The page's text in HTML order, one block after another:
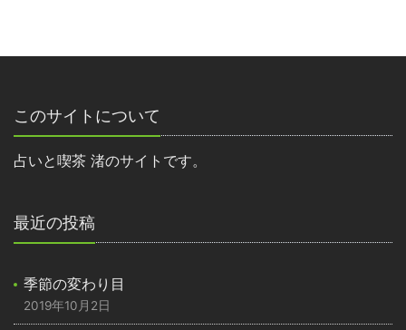
このサイトについて
占いと喫茶 渚のサイトです。
最近の投稿
季節の変わり目
2019年10月2日